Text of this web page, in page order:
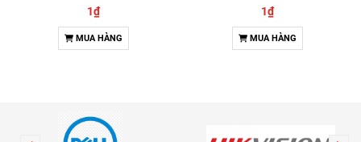
1₫
MUA HÀNG
1₫
MUA HÀNG